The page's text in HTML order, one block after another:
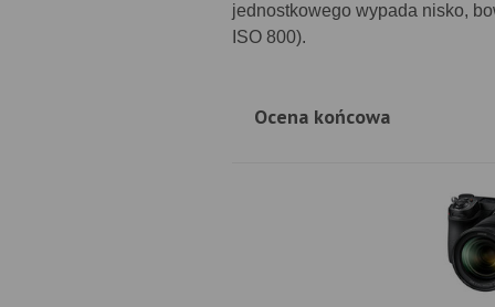
jednostkowego wypada nisko,
ISO 800).
Ocena końcowa